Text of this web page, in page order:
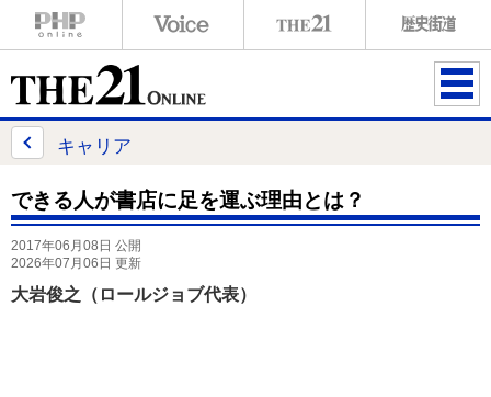
ME
キャリア
できる人が書店に足を運ぶ理由とは？
2017年06月08日 公開
2026年07月06日 更新
大岩俊之（ロールジョブ代表）